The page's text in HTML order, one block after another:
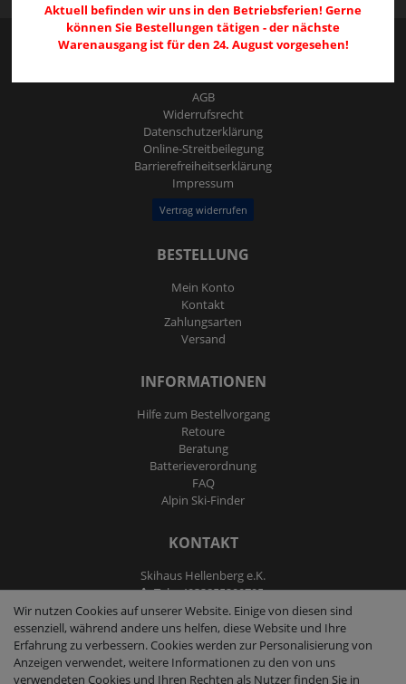
AGB
Widerrufs­recht
Daten­schutz­erklärung
Online-Streitbeilegung
Barrierefreiheitserklärung
Impressum
Vertrag widerrufen
BESTELLUNG
Mein Konto
Kontakt
Zahlungsarten
Versand
INFORMATIONEN
Hilfe zum Bestellvorgang
Retoure
Beratung
Batterieverordnung
FAQ
Alpin Ski-Finder
KONTAKT
Skihaus Hellenberg e.K.
Tel: +4933855200795
Fax: +4933855200793
kontakt@ski-andmore.de
Wir nutzen Cookies auf unserer Website. Einige von diesen sind
essenziell, während andere uns helfen, diese Website und Ihre
Erfahrung zu verbessern. Cookies werden zur Personalisierung von
Anzeigen verwendet, weitere Informationen zu den von uns
verwendeten Cookies und Ihren Rechten als Nutzer finden Sie in
Aktuell befinden wir uns in den Betriebsferien! Gerne
können Sie Bestellungen tätigen - der nächste
Warenausgang ist für den 24. August vorgesehen!